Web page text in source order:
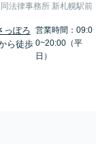
法律事務所 新札幌駅前
っぽろ
ら徒歩
営業時間：09:0
0~20:00（平
日）